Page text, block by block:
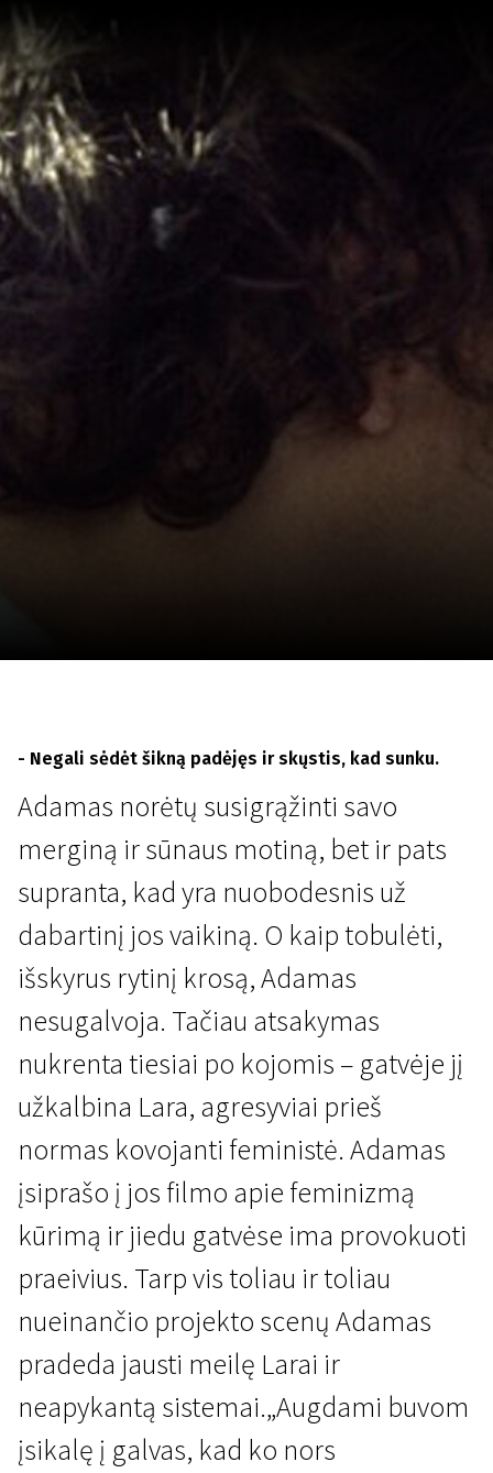
Naujienos iš Šiaurės
Maištas
- Negali sėdėt šikną padėjęs ir skųstis, kad sunku.
Adamas norėtų susigrąžinti savo
merginą ir sūnaus motiną, bet ir pats
supranta, kad yra nuobodesnis už
dabartinį jos vaikiną. O kaip tobulėti,
išskyrus rytinį krosą, Adamas
nesugalvoja. Tačiau atsakymas
nukrenta tiesiai po kojomis – gatvėje jį
užkalbina Lara, agresyviai prieš
normas kovojanti feministė. Adamas
įsiprašo į jos filmo apie feminizmą
kūrimą ir jiedu gatvėse ima provokuoti
praeivius. Tarp vis toliau ir toliau
nueinančio projekto scenų Adamas
pradeda jausti meilę Larai ir
neapykantą sistemai.„Augdami buvom
įsikalę į galvas, kad ko nors